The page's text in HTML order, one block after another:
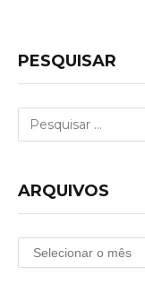
PESQUISAR
ARQUIVOS
Arquivos